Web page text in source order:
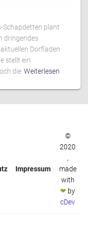
Schapdetten plant
dringendes
Dorfladen
stellt ein
die Weiterlesen
Impressum
©
2020
,
made
with
❤ by
cDev